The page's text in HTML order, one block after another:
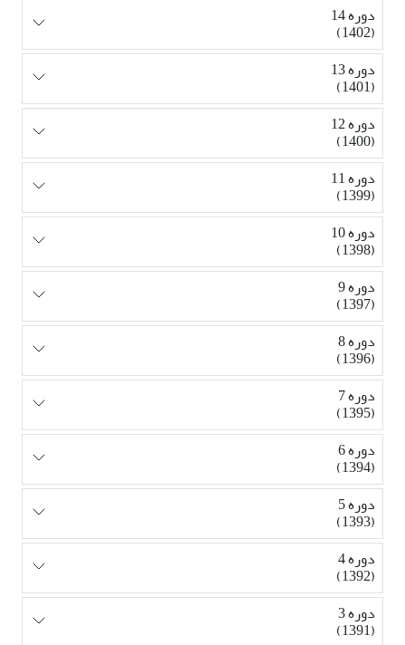
دوره 14
(1402)
دوره 13
(1401)
دوره 12
(1400)
دوره 11
(1399)
دوره 10
(1398)
دوره 9
(1397)
دوره 8
(1396)
دوره 7
(1395)
دوره 6
(1394)
دوره 5
(1393)
دوره 4
(1392)
دوره 3
(1391)